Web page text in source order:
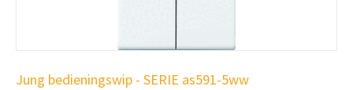
Jung bedieningswip - SERIE as591-5ww